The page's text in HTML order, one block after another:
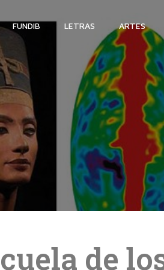
FUNDIB LETRAS ARTES
de